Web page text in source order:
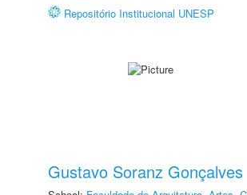
Repositório Institucional UNESP
Gustavo Soranz Gonçalves